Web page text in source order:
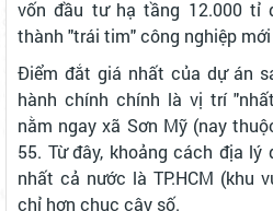
vốn đầu tư hạ tầng 12.000 tỉ
thành "trái tim" công nghiệp
Điểm đắt giá nhất của dự án
hành chính chính là vị trí
nằm ngay xã Sơn Mỹ (nay
55. Từ đây, khoảng cách địa
nhất cả nước là TP.HCM (khu
chỉ hơn chục cây số.